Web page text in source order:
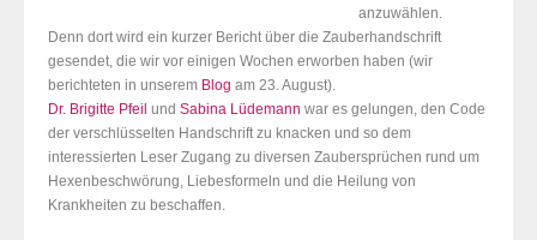
anzuwählen.
Denn dort wird ein kurzer Bericht über die Zauberhandschrift
gesendet, die wir vor einigen Wochen erworben haben (wir
berichteten in unserem Blog am 23. August).
Dr. Brigitte Pfeil und Sabina Lüdemann war es gelungen, den Code
der verschlüsselten Handschrift zu knacken und so dem
interessierten Leser Zugang zu diversen Zaubersprüchen rund um
Hexenbeschwörung, Liebesformeln und die Heilung von
Krankheiten zu beschaffen.